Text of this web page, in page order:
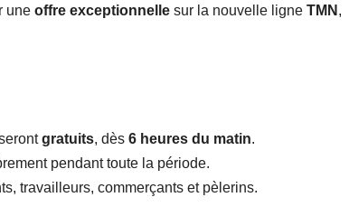
une offre exceptionnelle sur la nouvelle ligne TMN ,
gratuits, dès 6 heures du matin.
pendant toute la période.
travailleurs, commerçants et pèlerins.